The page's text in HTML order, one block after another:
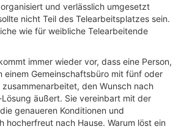
und verlässlich umgesetzt
nicht Teil des Telearbeitsplatzes sein.
wie für weibliche Telearbeitende
immer wieder vor, dass eine Person,
einem Gemeinschaftsbüro mit fünf oder
zusammenarbeitet, den Wunsch nach
äußert. Sie vereinbart mit der
genaueren Konditionen und
hocherfreut nach Hause. Warum löst ein